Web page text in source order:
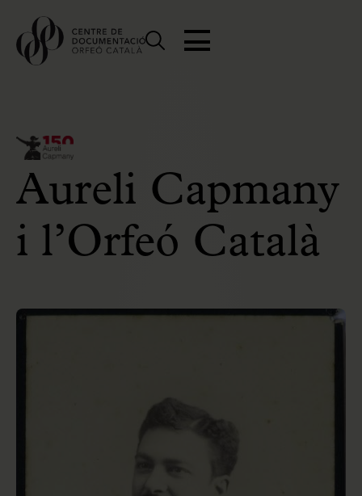
Aureli Capmany
i l’Orfeó Català